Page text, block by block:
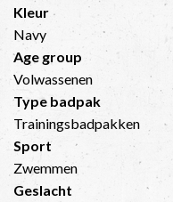
Kleur
Navy
Age group
Volwassenen
Type badpak
Trainingsbadpakken
Sport
Zwemmen
Geslacht